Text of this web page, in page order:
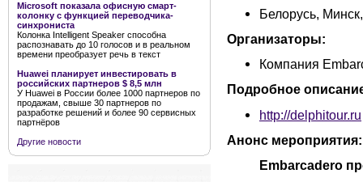
Microsoft показала офисную смарт-
колонку с функцией переводчика-
синхрониста
Колонка Intelligent Speaker способна
распознавать до 10 голосов и в реальном
времени преобразует речь в текст
Huawei планирует инвестировать в
российских партнеров $ 8,5 млн
У Huawei в России более 1000 партнеров по
продажам, свыше 30 партнеров по
разработке решений и более 90 сервисных
партнёров
Другие новости
Белорусь,
Организаторы:
Компания
Подробное
http://delphitour.ru
Анонс мероприятия:
Embarcadero